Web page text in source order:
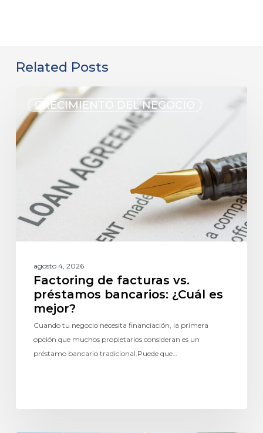
Related Posts
CRECIMIENTO DEL NEGOCIO
agosto 4, 2026
Factoring de facturas vs.
préstamos bancarios: ¿Cuál es
mejor?
Cuando tu negocio necesita financiación, la primera
opción que muchos propietarios consideran es un
préstamo bancario tradicional.Puede que…